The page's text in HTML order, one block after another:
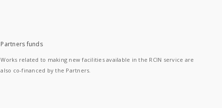
Partners funds
Works related to making new facilities available in the RCIN service are
also co-financed by the Partners.